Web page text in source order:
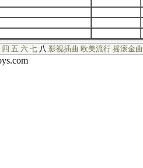
四 五 六 七 八 影视插曲 欧美流行 摇滚金曲